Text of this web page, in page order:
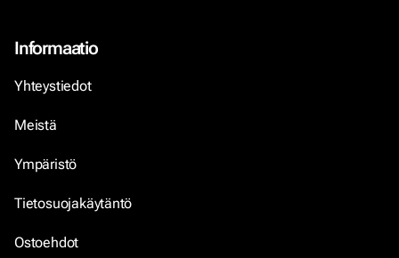
Informaatio
Yhteystiedot
Meistä
Ympäristö
Tietosuojakäytäntö
Ostoehdot